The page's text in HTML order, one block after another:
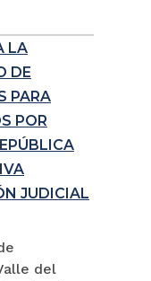
LA
DE
PARA
POR
JUDICIAL
del